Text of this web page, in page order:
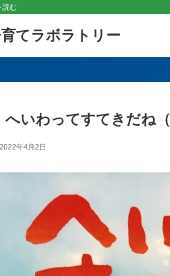
読む
てラボラトリー
へいわってすてきだね
2022年4月2日